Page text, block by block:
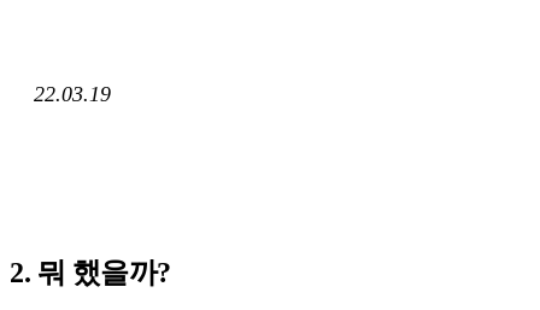
22.03.19
2. 뭐 했을까?